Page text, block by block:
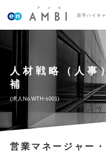
若手ハイキ
人材戦略（人事
補
求人No.WTH-s001
営業マネージャー